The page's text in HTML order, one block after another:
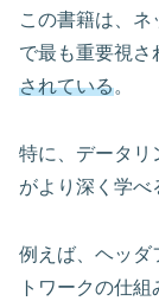
この書籍は、ネ
で最も重要視さ
されている。
特に、データリ
がより深く学べ
例えば、ヘッダ
トワークの仕